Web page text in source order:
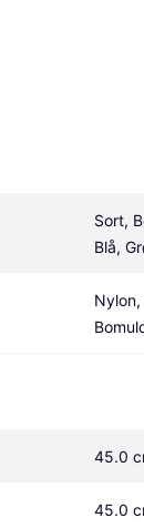
Sort,
Blå,
45.0
45.0